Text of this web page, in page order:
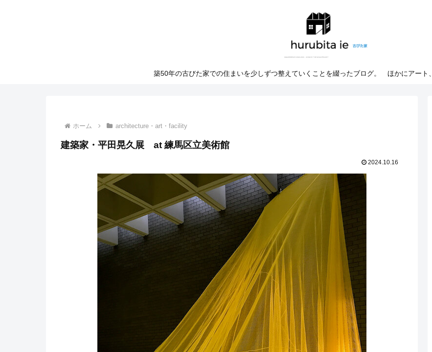
築50年の古びた家での住まいを少しずつ整えていくことを綴ったブログ。 ほかにアート
ホーム architecture・art・facility
建築家・平田晃久展 at 練馬区立美術館
2024.10.16